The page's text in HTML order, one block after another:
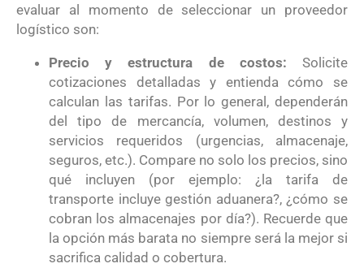
evaluar al momento de seleccionar un proveedor
logístico son:
Precio y estructura de costos: Solicite
cotizaciones detalladas y entienda cómo se
calculan las tarifas. Por lo general, dependerán
del tipo de mercancía, volumen, destinos y
servicios requeridos (urgencias, almacenaje,
seguros, etc.). Compare no solo los precios, sino
qué incluyen (por ejemplo: ¿la tarifa de
transporte incluye gestión aduanera?, ¿cómo se
cobran los almacenajes por día?). Recuerde que
la opción más barata no siempre será la mejor si
sacrifica calidad o cobertura.